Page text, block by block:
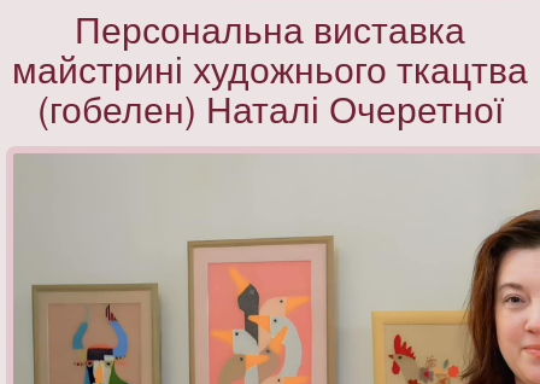
Персональна виставка
майстрині художнього ткацтва
(гобелен) Наталі Очеретної